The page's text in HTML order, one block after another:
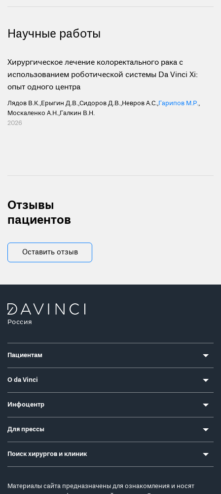
Научные работы
Хирургическое лечение колоректального рака с
использованием роботической системы Da Vinci Xi:
опыт одного центра
Лядов В.К.,Ерыгин Д.В.,Сидоров Д.В.,Невров А.С.,Гарипов М.Р.,
Москаленко А.Н.,Галкин В.Н.
2026
Отзывы
пациентов
Оставить отзыв
Россия
Пациентам
О da Vinci
Инфоцентр
Для прессы
Поиск хирургов и клиник
Материалы сайта предназначены для ознакомления и носят